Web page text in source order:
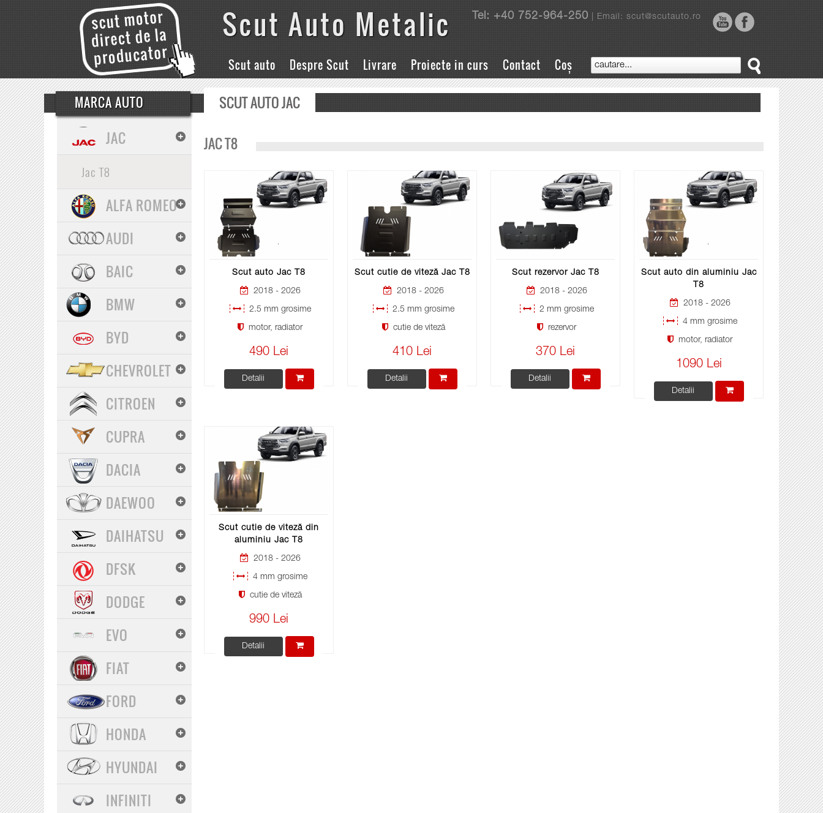
Scut Auto Metalic Tel: +40 752-964-250| Email: scut@scutauto.ro
Scut auto Despre Scut Livrare Proiecte in curs Contact Coș
MARCA AUTO
JAC
Jac T8
ALFA ROMEO
AUDI
BAIC
BMW
BYD
CHEVROLET
CITROEN
CUPRA
DACIA
DAEWOO
DAIHATSU
DFSK
DODGE
EVO
FIAT
FORD
HONDA
HYUNDAI
INFINITI
SCUT AUTO JAC
JAC T8
Scut auto Jac T8
2018 - 2026
2.5 mm grosime
motor, radiator
490 Lei
Detalii
Scut cutie de viteză Jac T8
2018 - 2026
2.5 mm grosime
cutie de viteză
410 Lei
Detalii
Scut rezervor Jac T8
2018 - 2026
2 mm grosime
rezervor
370 Lei
Detalii
Scut auto din aluminiu Jac
T8
2018 - 2026
4 mm grosime
motor, radiator
1090 Lei
Detalii
Scut cutie de viteză din
aluminiu Jac T8
2018 - 2026
4 mm grosime
cutie de viteză
990 Lei
Detalii